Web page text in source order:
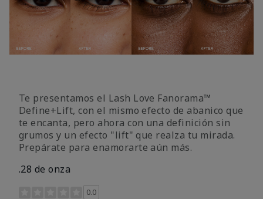
Te presentamos el Lash Love Fanorama™
Define+Lift, con el mismo efecto de abanico que
te encanta, pero ahora con una definición sin
grumos y un efecto "lift" que realza tu mirada.
Prepárate para enamorarte aún más.
.28 de onza
Calificación de clientes de 3,4 de 5
0.0